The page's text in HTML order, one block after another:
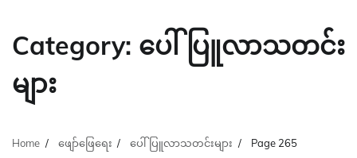
Category: ပေါ်ပြူလာသတင်း
များ
Home ဖျော်ဖြေရေး ပေါ်ပြူလာသတင်းများ Page 265